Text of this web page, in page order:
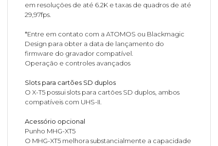
em resoluções de até 6.2K e taxas de quadros de até
29,97fps.
*Entre em contato com a ATOMOS ou Blackmagic
Design para obter a data de lançamento do
firmware do gravador compatível.
Operação e controles avançados
Slots para cartões SD duplos
O X-T5 possui slots para cartões SD duplos, ambos
compatíveis com UHS-II.
Acessório opcional
Punho MHG-XT5
O MHG-XT5 melhora substancialmente a capacidade